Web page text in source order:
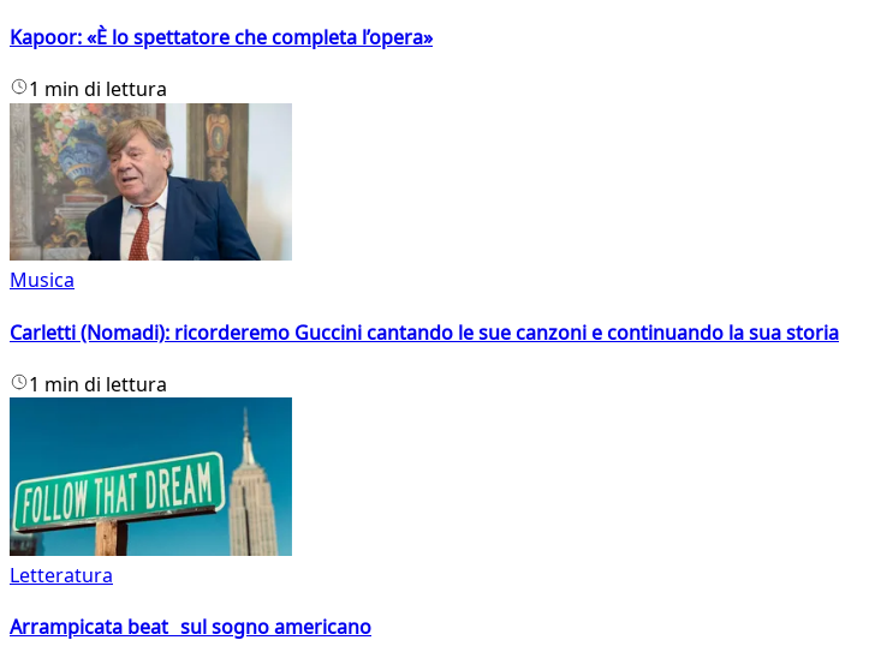
Kapoor: «È lo spettatore che completa l’opera»
1 min di lettura
Musica
Carletti (Nomadi): ricorderemo Guccini cantando le sue canzoni e continuando la sua storia
1 min di lettura
Letteratura
Arrampicata beat sul sogno americano